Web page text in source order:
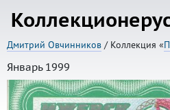
Дмитрий Овчинников / Коллекция «
Январь 1999